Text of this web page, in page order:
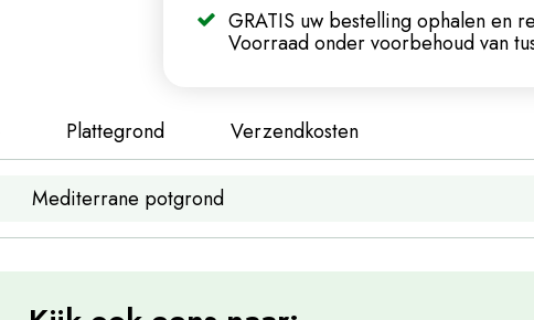
GRATIS uw bestelling ophalen en
Voorraad onder voorbehoud van
Plattegrond Verzendkosten
Mediterrane potgrond